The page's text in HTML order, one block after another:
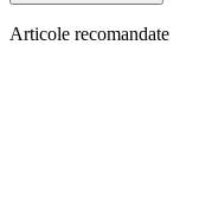
Articole recomandate